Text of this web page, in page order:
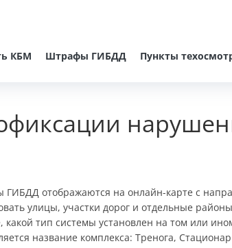
КБМ Штрафы ГИБДД Пункты
отображаются на онлайн-карте c
улицы, участки дорог и отдельные
тип системы установлен на том или
название комплекса: Тренога,